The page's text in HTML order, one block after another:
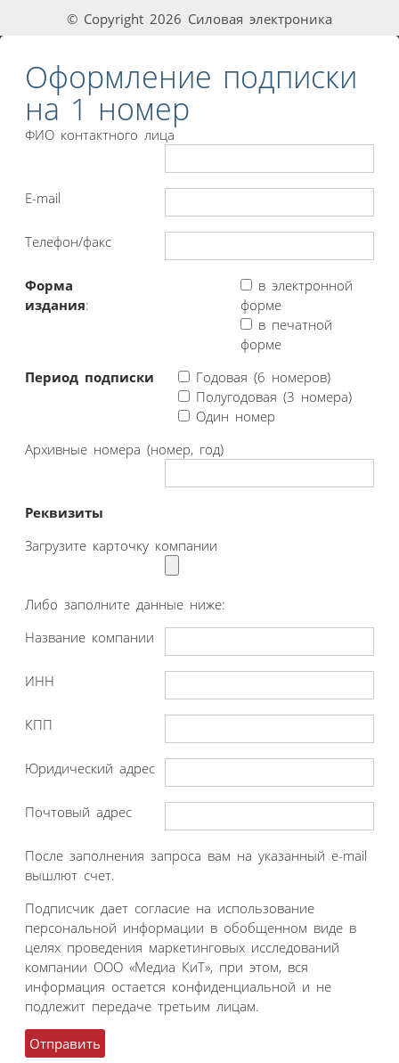
© Copyright 2026 Силовая электроника
Оформление подписки
на 1 номер
ФИО контактного лица
E-mail
Телефон/факс
Форма
издания:
в электронной
форме
в печатной
форме
Период подписки
Годовая (6 номеров)
Полугодовая (3 номера)
Один номер
Архивные номера (номер, год)
Реквизиты
Загрузите карточку компании
Либо заполните данные ниже:
Название компании
ИНН
КПП
Юридический адрес
Почтовый адрес
После заполнения запроса вам на указанный e-mail
вышлют счет.
Подписчик дает согласие на использование
персональной информации в обобщенном виде в
целях проведения маркетинговых исследований
компании ООО «Медиа КиТ», при этом, вся
информация остается конфиденциальной и не
подлежит передаче третьим лицам.